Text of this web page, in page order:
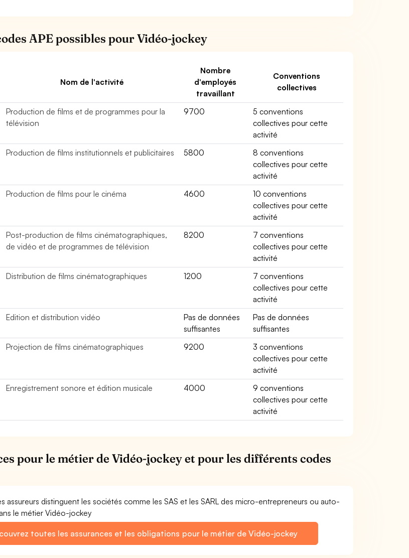
APE possibles pour Vidéo-jockey
Nom de l'activité
Nombre
d'employés
travaillant
Conventions
collectives
Production de films et de programmes pour la
télévision
9700
5 conventions
collectives pour cette
activité
Production de films institutionnels et publicitaires 5800
8 conventions
collectives pour cette
activité
Production de films pour le cinéma 4600
10 conventions
collectives pour cette
activité
Post-production de films cinématographiques,
de vidéo et de programmes de télévision
8200
7 conventions
collectives pour cette
activité
Distribution de films cinématographiques 1200
7 conventions
collectives pour cette
activité
Edition et distribution vidéo
Pas de données
suffisantes
Pas de données
suffisantes
Projection de films cinématographiques 9200
3 conventions
collectives pour cette
activité
Enregistrement sonore et édition musicale 4000
9 conventions
collectives pour cette
activité
pour le métier de Vidéo-jockey et pour les différents codes
assureurs distinguent les sociétés comme les SAS et les SARL des micro-entrepreneurs ou auto-
le métier Vidéo-jockey
toutes les assurances et les obligations pour le métier de Vidéo-jockey